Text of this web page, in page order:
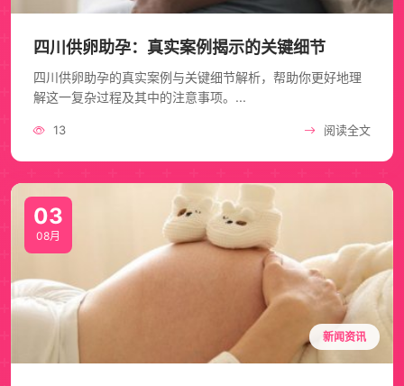
四川供卵助孕：真实案例揭示的关键细节
四川供卵助孕的真实案例与关键细节解析，帮助你更好地理
解这一复杂过程及其中的注意事项。...
13 阅读全文
03
08月
新闻资讯